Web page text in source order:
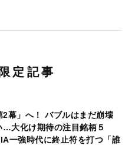
定記事
2幕」へ！ バブルはまだ崩壊
…大化け期待の注目銘柄５
一強時代に終止符を打つ「誰